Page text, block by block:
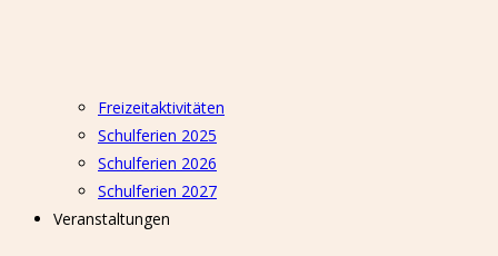
Freizeitaktivitäten
Schulferien 2025
Schulferien 2026
Schulferien 2027
Veranstaltungen